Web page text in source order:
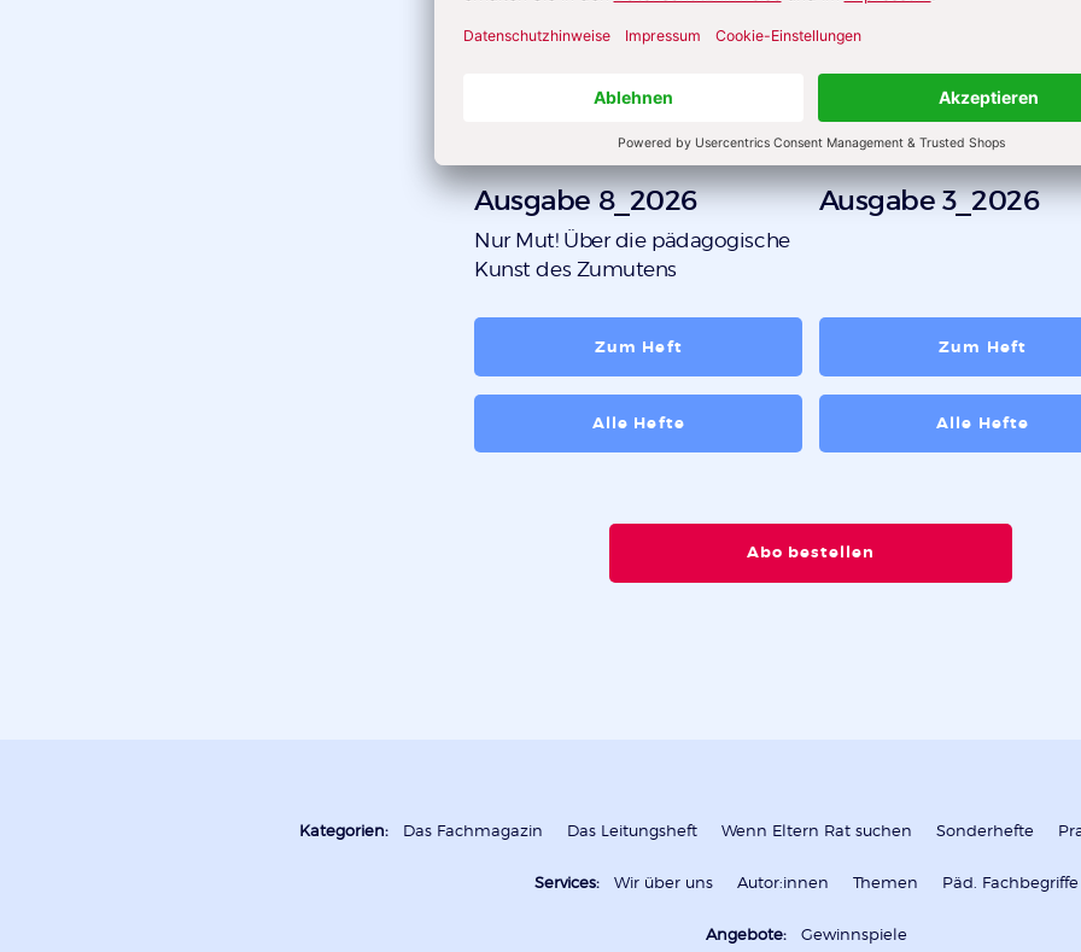
Ausgabe 8_2026
:
Nur Mut! Über die pädagogische
Kunst des Zumutens
Zum Heft
Alle Hefte
Ausgabe 3_2026
Zum Heft
Alle Hefte
Abo bestellen
Kategorien: Das Fachmagazin Das Leitungsheft Wenn Eltern Rat suchen Sonderhefte
Services: Wir über uns Autor:innen Themen Päd. Fachbegriffe
Angebote: Gewinnspiele